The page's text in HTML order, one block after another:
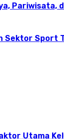
Pariwisata,
Sektor Sport
Utama